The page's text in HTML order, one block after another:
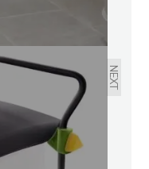
NEXT